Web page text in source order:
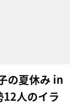
の夏休み in
12人のイラ